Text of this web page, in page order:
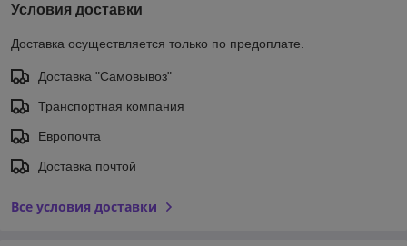
Условия доставки
Доставка осуществляется только по предоплате.
Доставка "Самовывоз"
Транспортная компания
Европочта
Доставка почтой
Все условия доставки